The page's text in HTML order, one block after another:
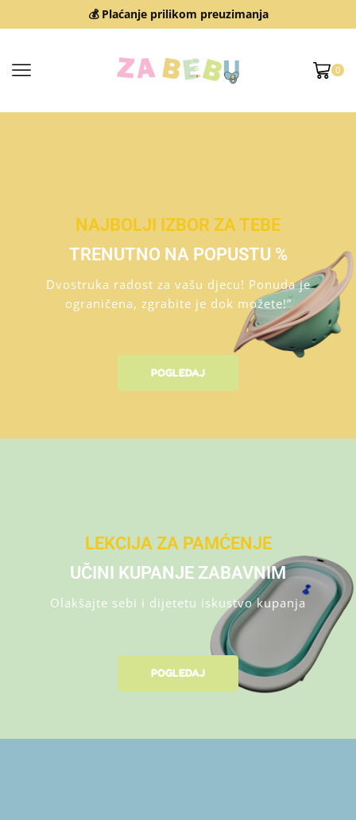
🔄 Povrat do 14 dana │ 🔰 Sigurna kupovina
0
NAJBOLJI IZBOR ZA TEBE
TRENUTNO NA POPUSTU %
Dvostruka radost za vašu djecu! Ponuda je
ograničena, zgrabite je dok možete!”
POGLEDAJ
LEKCIJA ZA PAMĆENJE
UČINI KUPANJE ZABAVNIM
Olakšajte sebi i dijetetu iskustvo kupanja
POGLEDAJ